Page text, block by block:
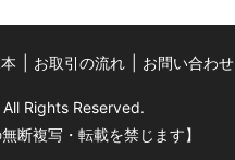
お取引の流れ お問い合わせ
Rights Reserved.
断複写・転載を禁じます】